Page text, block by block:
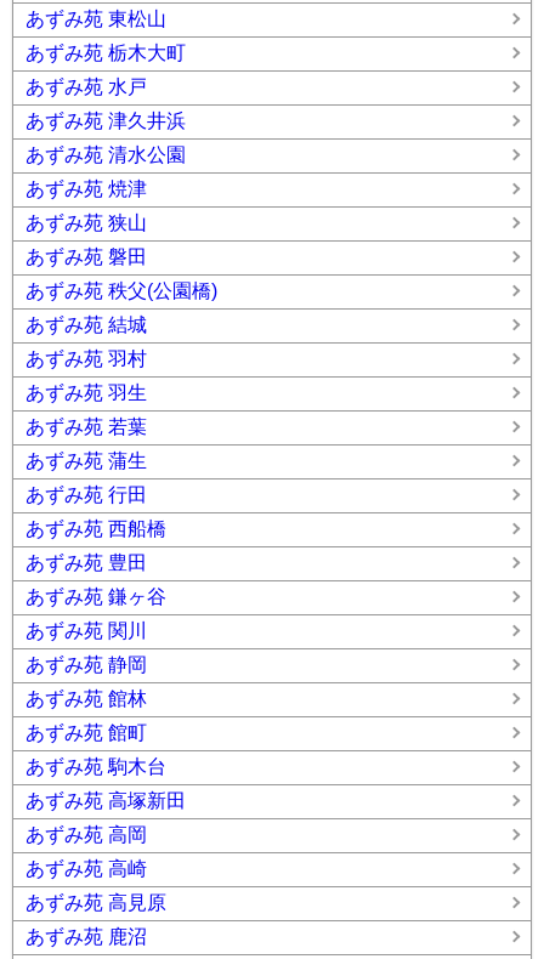
あずみ苑 東松山
あずみ苑 栃木大町
あずみ苑 水戸
あずみ苑 津久井浜
あずみ苑 清水公園
あずみ苑 焼津
あずみ苑 狭山
あずみ苑 磐田
あずみ苑 秩父(公園橋)
あずみ苑 結城
あずみ苑 羽村
あずみ苑 羽生
あずみ苑 若葉
あずみ苑 蒲生
あずみ苑 行田
あずみ苑 西船橋
あずみ苑 豊田
あずみ苑 鎌ヶ谷
あずみ苑 関川
あずみ苑 静岡
あずみ苑 館林
あずみ苑 館町
あずみ苑 駒木台
あずみ苑 高塚新田
あずみ苑 高岡
あずみ苑 高崎
あずみ苑 高見原
あずみ苑 鹿沼